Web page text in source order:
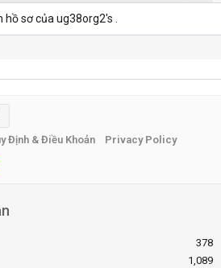
sơ của ug38org2's .
378
1,089
Định & Điều Khoản
Privacy Policy